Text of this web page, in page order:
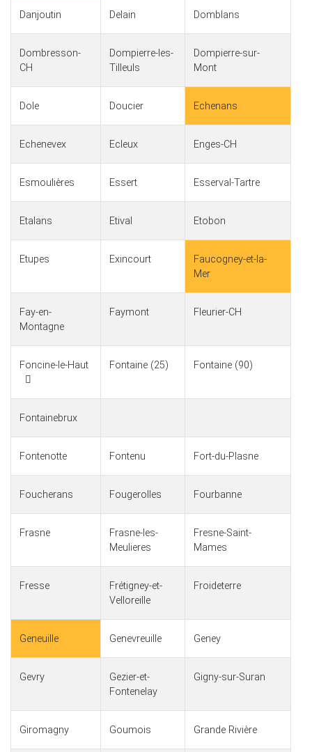
Danjoutin Delain Domblans
Dombresson-
CH
Dompierre-les-
Tilleuls
Dompierre-sur-
Mont
Dole Doucier Echenans
Echenevex Ecleux Enges-CH
Esmoulières Essert Esserval-Tartre
Etalans Etival Etobon
Etupes Exincourt
Faucogney-et-la-
Mer
Fay-en-
Montagne
Faymont Fleurier-CH
Foncine-le-Haut Fontaine (25) Fontaine (90)
Fontainebrux
Fontenotte Fontenu Fort-du-Plasne
Foucherans Fougerolles Fourbanne
Frasne
Frasne-les-
Meulieres
Fresne-Saint-
Mames
Fresse
Frétigney-et-
Velloreille
Froideterre
Geneuille Genevreuille Geney
Gevry
Gezier-et-
Fontenelay
Gigny-sur-Suran
Giromagny Goumois Grande Rivière